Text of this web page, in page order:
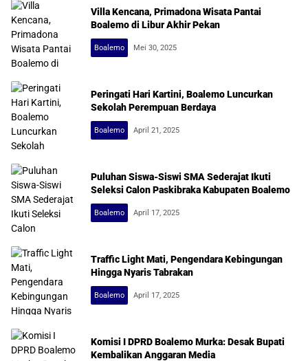
Villa Kencana, Primadona Wisata Pantai
Boalemo di Libur Akhir Pekan
Boalemo Mei 30, 2025
Peringati Hari Kartini, Boalemo Luncurkan
Sekolah Perempuan Berdaya
Boalemo April 21, 2025
Puluhan Siswa-Siswi SMA Sederajat Ikuti
Seleksi Calon Paskibraka Kabupaten Boalemo
Boalemo April 17, 2025
Traffic Light Mati, Pengendara Kebingungan
Hingga Nyaris Tabrakan
Boalemo April 17, 2025
Komisi I DPRD Boalemo Murka: Desak Bupati
Kembalikan Anggaran Media